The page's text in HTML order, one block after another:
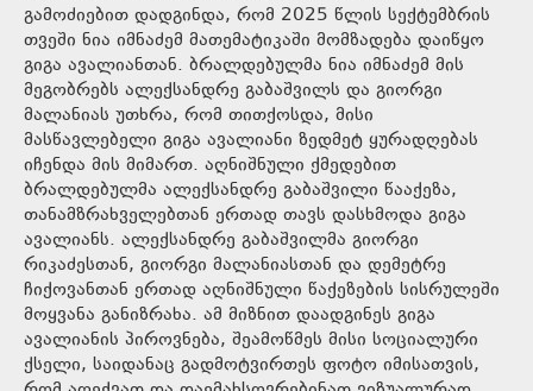
გამოძიებით დადგინდა, რომ 2025 წლის სექტემბრის
თვეში ნია იმნაძემ მათემატიკაში მომზადება დაიწყო
გიგა ავალიანთან. ბრალდებულმა ნია იმნაძემ მის
მეგობრებს ალექსანდრე გაბაშვილს და გიორგი
მალანიას უთხრა, რომ თითქოსდა, მისი
მასწავლებელი გიგა ავალიანი ზედმეტ ყურადღებას
იჩენდა მის მიმართ. აღნიშნული ქმედებით
ბრალდებულმა ალექსანდრე გაბაშვილი წააქეზა,
თანამზრახველებთან ერთად თავს დასხმოდა გიგა
ავალიანს. ალექსანდრე გაბაშვილმა გიორგი
რიკაძესთან, გიორგი მალანიასთან და დემეტრე
ჩიქოვანთან ერთად აღნიშნული წაქეზების სისრულეში
მოყვანა განიზრახა. ამ მიზნით დაადგინეს გიგა
ავალიანის პიროვნება, შეამოწმეს მისი სოციალური
ქსელი, საიდანაც გადმოტვირთეს ფოტო იმისათვის,